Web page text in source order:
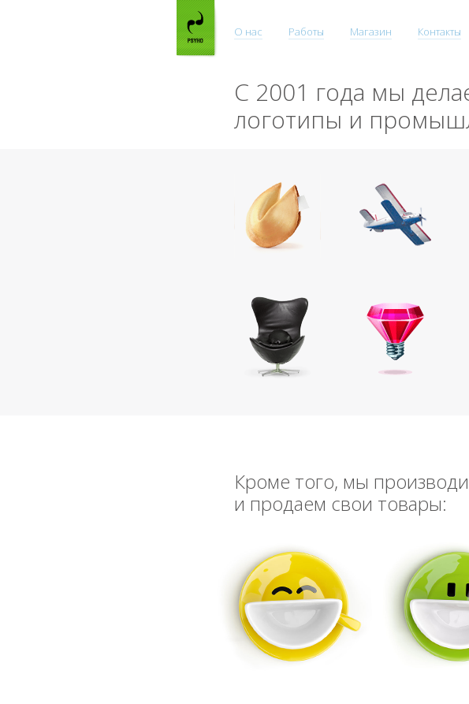
О нас Работы Магазин Контакты
С 2001 года мы
логотипы и
Кроме того, мы
и продаем свои товары: